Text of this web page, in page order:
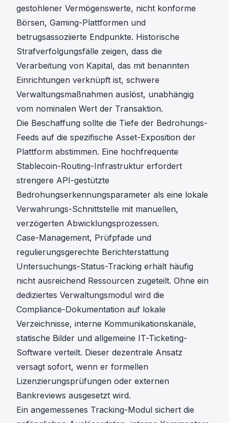
gestohlener Vermögenswerte, nicht konforme
Börsen, Gaming-Plattformen und
betrugsassoziierte Endpunkte. Historische
Strafverfolgungsfälle zeigen, dass die
Verarbeitung von Kapital, das mit benannten
Einrichtungen verknüpft ist, schwere
Verwaltungsmaßnahmen auslöst, unabhängig
vom nominalen Wert der Transaktion.
Die Beschaffung sollte die Tiefe der Bedrohungs-
Feeds auf die spezifische Asset-Exposition der
Plattform abstimmen. Eine hochfrequente
Stablecoin-Routing-Infrastruktur erfordert
strengere API-gestützte
Bedrohungserkennungsparameter als eine lokale
Verwahrungs-Schnittstelle mit manuellen,
verzögerten Abwicklungsprozessen.
Case-Management, Prüfpfade und
regulierungsgerechte Berichterstattung
Untersuchungs-Status-Tracking erhält häufig
nicht ausreichend Ressourcen zugeteilt. Ohne ein
dediziertes Verwaltungsmodul wird die
Compliance-Dokumentation auf lokale
Verzeichnisse, interne Kommunikationskanäle,
statische Bilder und allgemeine IT-Ticketing-
Software verteilt. Dieser dezentrale Ansatz
versagt sofort, wenn er formellen
Lizenzierungsprüfungen oder externen
Bankreviews ausgesetzt wird.
Ein angemessenes Tracking-Modul sichert die